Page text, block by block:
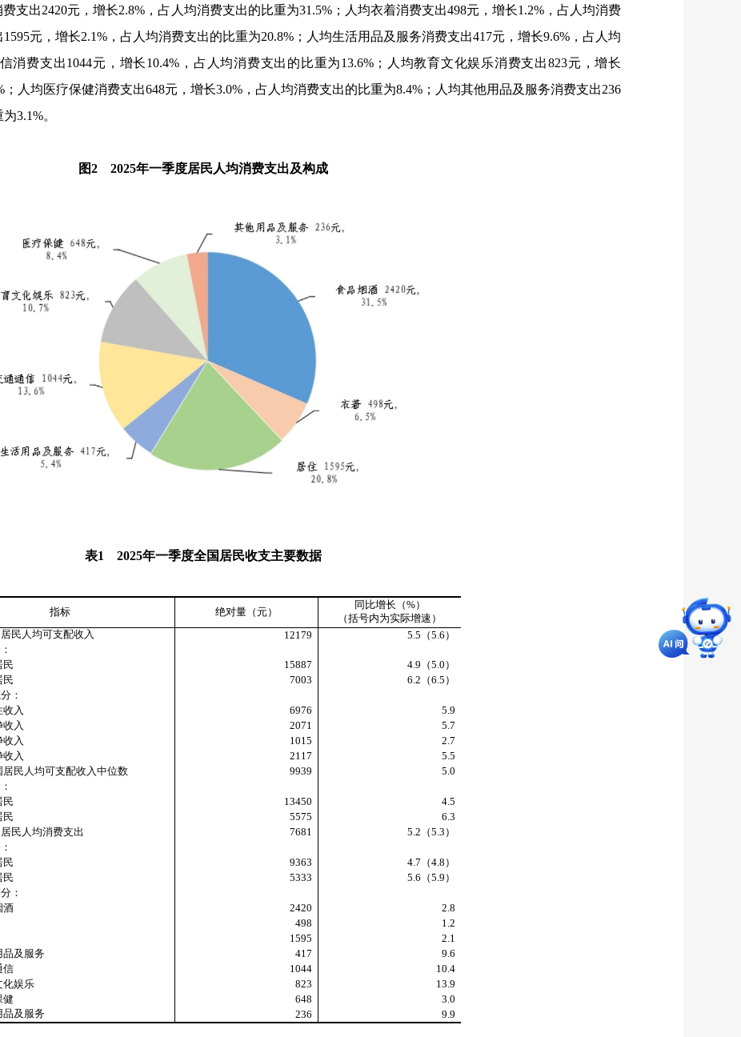
支出2420元，增长2.8% ，占人均消费支出的比重为31.5%；人均衣着消费支出498元，增长1.2%，占人均消费
1595元，增长2.1% ，占人均消费支出的比重为20.8% ；人均生活用品及服务消费支出417元，增长9.6% ，占人均
消费支出1044元，增长10.4% ，占人均消费支出的比重为13.6% ；人均教育文化娱乐消费支出823元，增长
；人均医疗保健消费支出648元，增长3.0% ，占人均消费支出的比重为8.4% ；人均其他用品及服务消费支出236
为3.1%。
图2 2025年一季度居民人均消费支出及构成
表1 2025年一季度全国居民收支主要数据
指标 绝对量（元）
同比增长（%）
（括号内为实际增速）
居民人均可支配收入
12179 5.5 （5.6 ）
15887 4.9 （5.0 ）
7003 6.2 （6.5 ）
：
入
6976
5.9
入
2071
5.7
入
1015
2.7
入
2117
5.5
居民人均可支配收入中位数 9939
5.0
13450
4.5
5575
6.3
居民人均消费支出
7681 5.2 （5.3 ）
9363 4.7 （4.8 ）
5333 5.6 （5.9 ）
：
2420
2.8
498
1.2
1595
2.1
及服务
417
9.6
1044
10.4
娱乐
823
13.9
648
3.0
及服务
236
9.9